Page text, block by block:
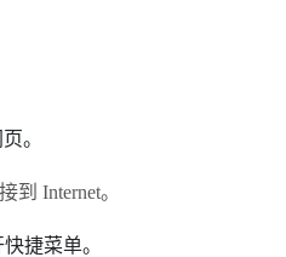
。
到 Internet。
捷菜单。